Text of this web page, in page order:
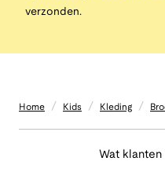
verzonden.
Home / Kids / Kleding /
Wat